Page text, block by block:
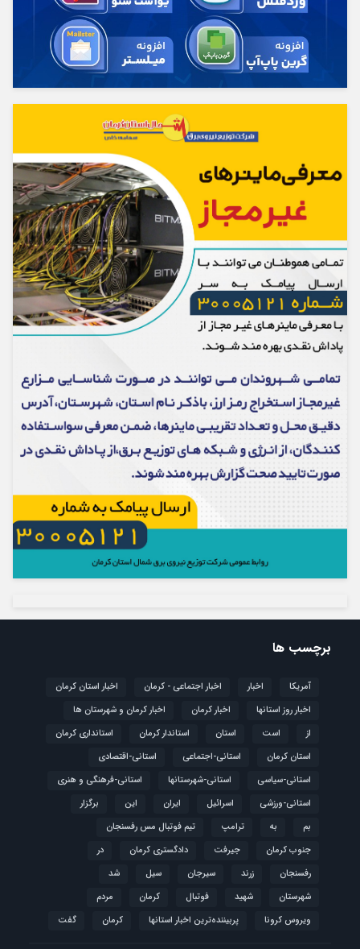
برچسب ها
آمریکا اخبار اخبار اجتماعی - کرمان
اخبار استان کرمان
اخبار روز استانها
اخبار کرمان
اخبار کرمان و شهرستان ها
از
است استان استاندار کرمان
استانداری کرمان
استان کرمان
استانی-اجتماعی
استانی-اقتصادی
استانی-سیاسی
استانی-شهرستانها
استانی-فرهنگی و هنری
استانی-ورزشی
اسرائیل ایران این
برگزار
بم
به ترامپ
تیم فوتبال مس رفسنجان
جنوب کرمان
جیرفت دادگستری کرمان
در
رفسنجان
زرند سیرجان سیل
شد
شهرستان
شهید فوتبال كرمان
مردم
ویروس کرونا
پربیننده‌ترین اخبار استانها کرمان گفت